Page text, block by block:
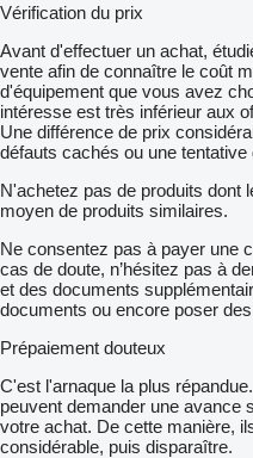
Vérification du prix
Avant d'effectuer un achat,
vente afin de connaître le coût
d'équipement que vous avez
intéresse est très inférieur aux
Une différence de prix
défauts cachés ou une tentative
N'achetez pas de produits dont
moyen de produits similaires.
Ne consentez pas à payer une
cas de doute, n’hésitez pas à
et des documents
documents ou encore poser
Prépaiement douteux
C'est l'arnaque la plus
peuvent demander une avance
votre achat. De cette manière,
considérable, puis disparaître.